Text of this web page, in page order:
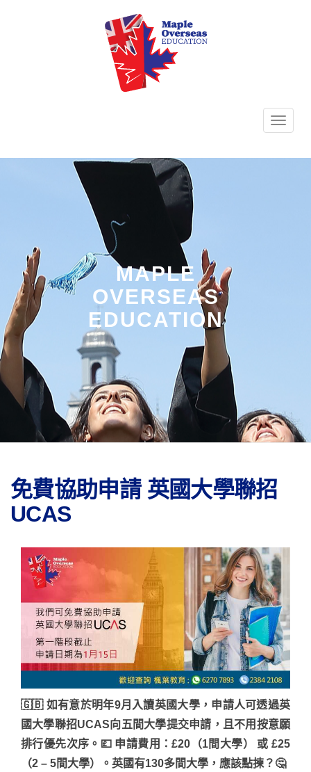
MAPLE
OVERSEAS
EDUCATION
免費協助申請 英國大學聯招
UCAS
🇬🇧 如有意於明年9月入讀英國大學，申請人可透過英
國大學聯招UCAS向五間大學提交申請，且不用按意願
排行優先次序。💷 申請費用：£20（1間大學） 或 £25
（2 – 5間大學）。英國有130多間大學，應該點揀？🤔